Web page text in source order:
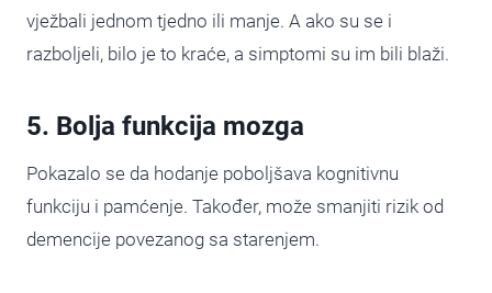
vježbali jednom tjedno ili manje. A ako su se i
razboljeli, bilo je to kraće, a simptomi su im bili blaži.
5. Bolja funkcija mozga
Pokazalo se da hodanje poboljšava kognitivnu
funkciju i pamćenje. Također, može smanjiti rizik od
demencije povezanog sa starenjem.